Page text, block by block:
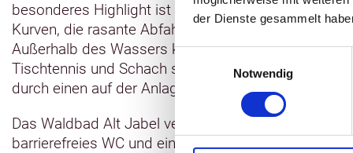
der Dienste gesammelt
Einwilligungsauswahl
Notwendig
besonderes Highlight ist die "Grüne Mamba", eine
Kurven, die rasante Abfahrten mit Spaßfaktor
Außerhalb des Wassers kann man sich auf der
Tischtennis und Schach spielen oder auf den
durch einen auf der Anlage befindlichen Imbiss
Das Waldbad Alt Jabel verfügt über einen
barrierefreies WC und eine Hebevorrichtung